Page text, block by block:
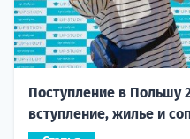
Поступление в Польшу
вступление, жилье и